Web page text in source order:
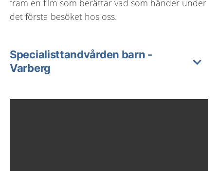
fram en film som berättar vad som händer under
det första besöket hos oss.
Specialisttandvården barn -
Varberg